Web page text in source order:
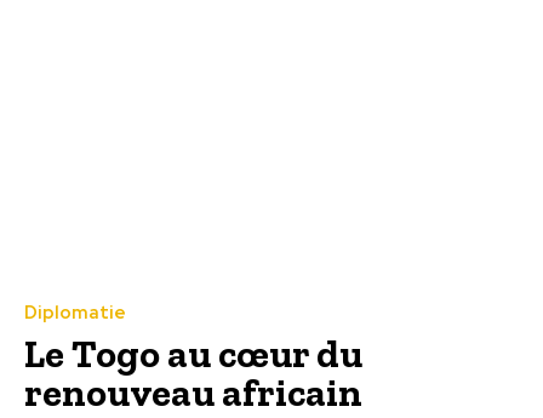
Diplomatie
Le Togo au cœur du
renouveau africain